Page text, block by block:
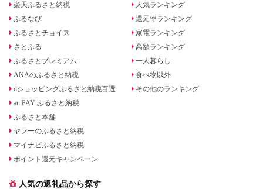
楽天ふるさと納税
ふるなび
ふるさとチョイス
さとふる
ふるさとプレミアム
ANAのふるさと納税
dショッピングふるさと納税百選
au PAY ふるさと納税
ふるさと本舗
ヤフーのふるさと納税
マイナビふるさと納税
ポイント還元キャンペーン
人気ランキング
還元率ランキング
家電ランキング
高額ランキング
一人暮らし
食べ物以外
その他のランキング
人気の返礼品から探す